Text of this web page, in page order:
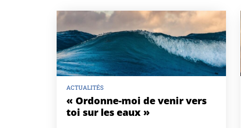
ACTUALITÉS
« Ordonne-moi de venir vers
toi sur les eaux »